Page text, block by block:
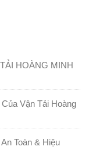
HOÀNG MINH
Vận Tải Hoàng
Toàn & Hiệu